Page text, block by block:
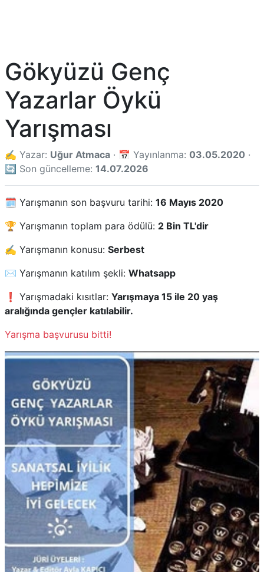
Gökyüzü Genç
Yazarlar Öykü
Yarışması
✍️ Yazar: Uğur Atmaca · 📅 Yayınlanma: 03.05.2020 ·
🔄 Son güncelleme: 14.07.2026
🗓️ Yarışmanın son başvuru tarihi: 16 Mayıs 2020
🏆 Yarışmanın toplam para ödülü: 2 Bin TL'dir
✍️ Yarışmanın konusu: Serbest
✉️ Yarışmanın katılım şekli: Whatsapp
❗ Yarışmadaki kısıtlar: Yarışmaya 15 ile 20 yaş
aralığında gençler katılabilir.
Yarışma başvurusu bitti!